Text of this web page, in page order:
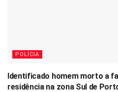
POLÍCIA
Identificado homem morto a
residência na zona Sul de